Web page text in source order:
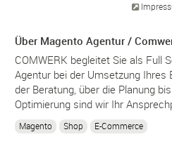
Über Magento Agentur /
COMWERK begleitet Sie als Full
Agentur bei der Umsetzung Ihres
der Beratung, über die Planung
Optimierung sind wir Ihr
Magento Shop E-Commerce